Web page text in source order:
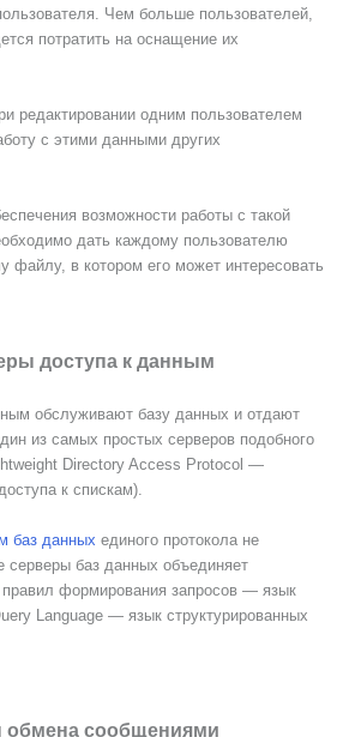
Чем больше пользователей,
потратить на оснащение их
редактировании одним пользователем
с этими данными других
возможности работы с такой
дать каждому пользователю
файлу, в котором его может интересовать
доступа к данным
обслуживают базу данных и отдают
из самых простых серверов подобного
Directory Access Protocol —
к спискам).
баз данных единого протокола не
серверы баз данных объединяет
формирования запросов — язык
Language — язык структурированных
обмена сообщениями